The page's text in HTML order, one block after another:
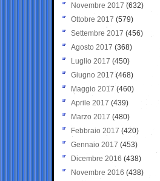
Novembre 2017 (632)
Ottobre 2017 (579)
Settembre 2017 (456)
Agosto 2017 (368)
Luglio 2017 (450)
Giugno 2017 (468)
Maggio 2017 (460)
Aprile 2017 (439)
Marzo 2017 (480)
Febbraio 2017 (420)
Gennaio 2017 (453)
Dicembre 2016 (438)
Novembre 2016 (438)